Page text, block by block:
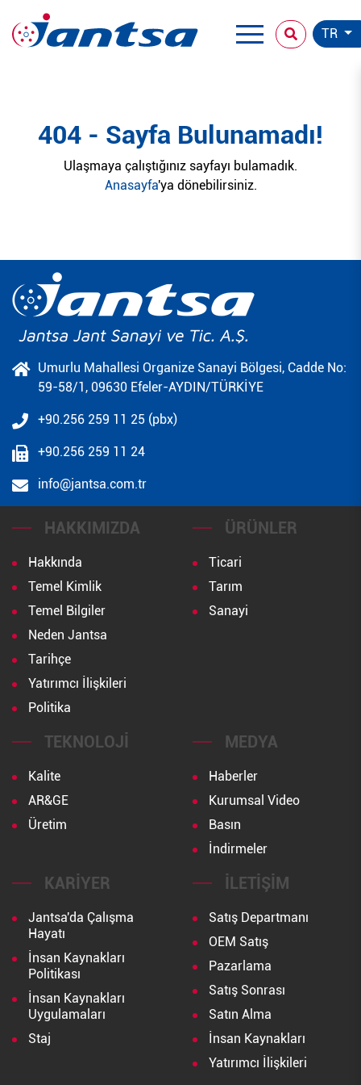
TR
404 - Sayfa Bulunamadı!
Ulaşmaya çalıştığınız sayfayı bulamadık.
Anasayfa'ya dönebilirsiniz.
Umurlu Mahallesi Organize Sanayi Bölgesi, Cadde No:
59-58/1, 09630 Efeler-AYDIN/TÜRKİYE
+90.256 259 11 25 (pbx)
+90.256 259 11 24
info@jantsa.com.tr
HAKKIMIZDA
Hakkında
Temel Kimlik
Temel Bilgiler
Neden Jantsa
Tarihçe
Yatırımcı İlişkileri
Politika
ÜRÜNLER
Ticari
Tarım
Sanayi
TEKNOLOJI
Kalite
AR&GE
Üretim
MEDYA
Haberler
Kurumsal Video
Basın
İndirmeler
KARIYER
Jantsa'da Çalışma
Hayatı
İnsan Kaynakları
Politikası
İnsan Kaynakları
Uygulamaları
Staj
İLETIŞIM
Satış Departmanı
OEM Satış
Pazarlama
Satış Sonrası
Satın Alma
İnsan Kaynakları
Yatırımcı İlişkileri